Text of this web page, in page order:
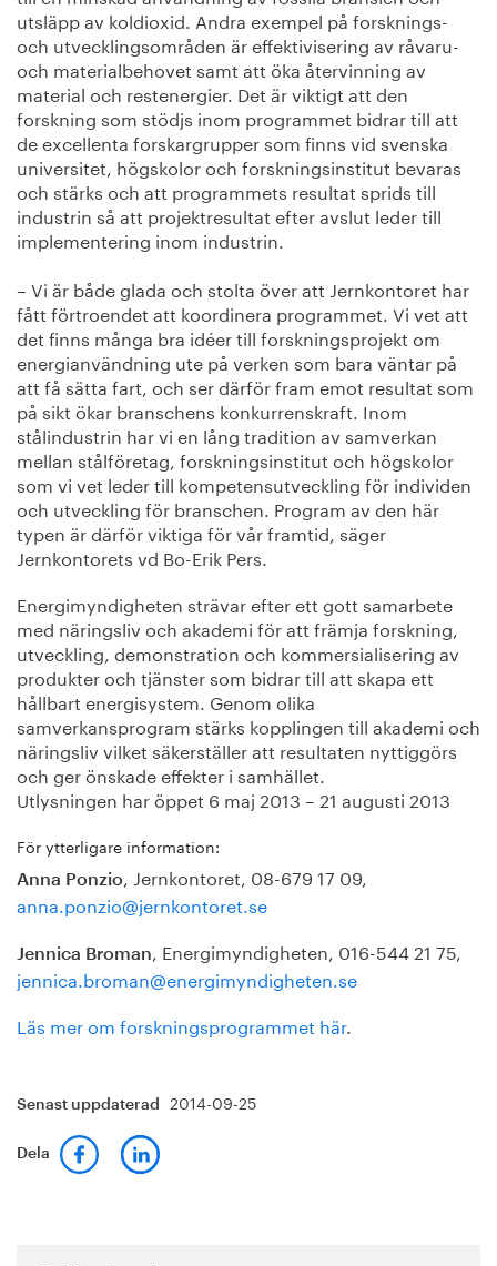
utsläpp av koldioxid. Andra exempel på forsknings-
och utvecklingsområden är effektivisering av råvaru-
och materialbehovet samt att öka återvinning av
material och restenergier. Det är viktigt att den
forskning som stödjs inom programmet bidrar till att
de excellenta forskargrupper som finns vid svenska
universitet, högskolor och forskningsinstitut bevaras
och stärks och att programmets resultat sprids till
industrin så att projektresultat efter avslut leder till
implementering inom industrin.
– Vi är både glada och stolta över att Jernkontoret har
fått förtroendet att koordinera programmet. Vi vet att
det finns många bra idéer till forskningsprojekt om
energianvändning ute på verken som bara väntar på
att få sätta fart, och ser därför fram emot resultat som
på sikt ökar branschens konkurrenskraft. Inom
stålindustrin har vi en lång tradition av samverkan
mellan stålföretag, forskningsinstitut och högskolor
som vi vet leder till kompetensutveckling för individen
och utveckling för branschen. Program av den här
typen är därför viktiga för vår framtid, säger
Jernkontorets vd Bo-Erik Pers.
Energimyndigheten strävar efter ett gott samarbete
med näringsliv och akademi för att främja forskning,
utveckling, demonstration och kommersialisering av
produkter och tjänster som bidrar till att skapa ett
hållbart energisystem. Genom olika
samverkansprogram stärks kopplingen till akademi och
näringsliv vilket säkerställer att resultaten nyttiggörs
och ger önskade effekter i samhället.
Utlysningen har öppet 6 maj 2013 – 21 augusti 2013
För ytterligare information:
Anna Ponzio, Jernkontoret, 08-679 17 09,
anna.ponzio@jernkontoret.se
Jennica Broman, Energimyndigheten, 016-544 21 75,
jennica.broman@energimyndigheten.se
Läs mer om forskningsprogrammet här.
Senast uppdaterad 2014-09-25
Dela